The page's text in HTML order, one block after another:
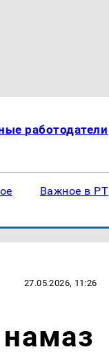
работодатели
Важное в РТ
27.05.2026, 11:26